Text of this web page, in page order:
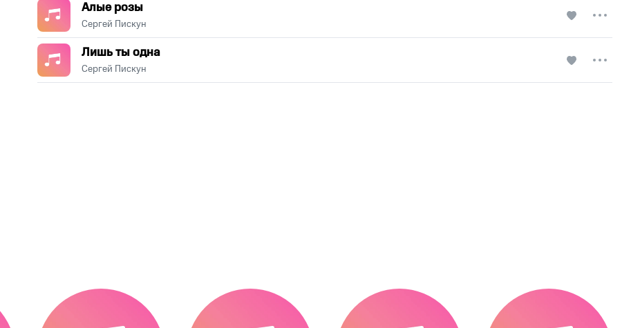
Алые розы
Сергей Пискун
Лишь ты одна
Сергей Пискун